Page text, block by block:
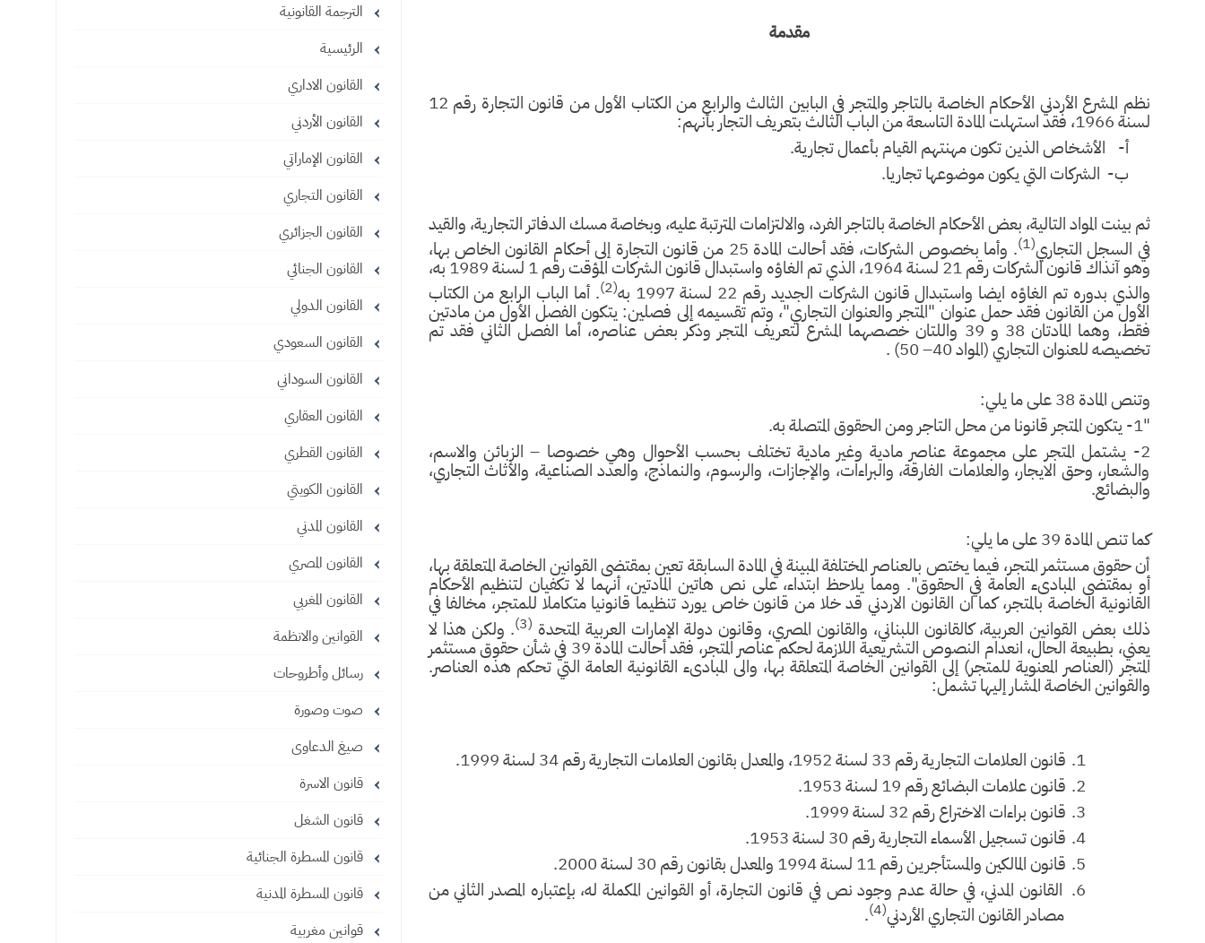
مقدمة
نظم المشرع الأردني الأحكام الخاصة بالتاجر والمتجر في البابين الثالث والرابع من الكتاب الأول من قانون التجارة رقم 12
لسنة 1966، فقد استهلت المادة التاسعة من الباب الثالث بتعريف التجار بأنهم:
‌أ- الأشخاص الذين تكون مهنتهم القيام بأعمال تجارية.
‌ب- الشركات التي يكون موضوعها تجاريا.
ثم بينت المواد التالية، بعض الأحكام الخاصة بالتاجر الفرد، والالتزامات المترتبة عليه، وبخاصة مسك الدفاتر التجارية، والقيد
في السجل التجاري(1) . وأما بخصوص الشركات، فقد أحالت المادة 25 من قانون التجارة إلى أحكام القانون الخاص بها،
وهو آنذاك قانون الشركات رقم 21 لسنة 1964، الذي تم الغاؤه واستبدال قانون الشركات المؤقت رقم 1 لسنة 1989 به،
والذي بدوره تم الغاؤه ايضا واستبدال قانون الشركات الجديد رقم 22 لسنة 1997 به
(2) . أما الباب الرابع من الكتاب
الأول من القانون فقد حمل عنوان "المتجر والعنوان التجاري"، وتم تقسيمه إلى فصلين: يتكون الفصل الأول من مادتين
فقط، وهما المادتان 38 و 39 واللتان خصصهما المشرع لتعريف المتجر وذكر بعض عناصره، أما الفصل الثاني فقد تم
تخصيصه للعنوان التجاري (المواد 40– 50) .
وتنص المادة 38 على ما يلي:
"1- يتكون المتجر قانونا من محل التاجر ومن الحقوق المتصلة به.
2- يشتمل المتجر على مجموعة عناصر مادية وغير مادية تختلف بحسب الأحوال وهي خصوصا – الزبائن والاسم،
والشعار، وحق الايجار، والعلامات الفارقة، والبراءات، والإجازات، والرسوم، والنماذج، والعدد الصناعية، والأثاث التجاري،
والبضائع.
كما تنص المادة 39 على ما يلي:
أن حقوق مستثمر المتجر، فيما يختص بالعناصر المختلفة المبينة في المادة السابقة تعين بمقتضى القوانين الخاصة المتعلقة بها،
أو بمقتضى المبادىء العامة في الحقوق". ومما يلاحظ ابتداء، على نص هاتين المادتين، أنهما لا تكفيان لتنظيم الأحكام
القانونية الخاصة بالمتجر، كما ان القانون الاردني قد خلا من قانون خاص يورد تنظيما قانونيا متكاملا للمتجر، مخالفا في
ذلك بعض القوانين العربية، كالقانون اللبناني، والقانون المصري، وقانون دولة الإمارات العربية المتحدة (3) . ولكن هذا لا
يعني، بطبيعة الحال، انعدام النصوص التشريعية اللازمة لحكم عناصر المتجر، فقد أحالت المادة 39 في شأن حقوق مستثمر
المتجر (العناصر المعنوية للمتجر) إلى القوانين الخاصة المتعلقة بها، والى المبادىء القانونية العامة التي تحكم هذه العناصر.
والقوانين الخاصة المشار إليها تشمل:
1. قانون العلامات التجارية رقم 33 لسنة 1952، والمعدل بقانون العلامات التجارية رقم 34 لسنة 1999.
2. قانون علامات البضائع رقم 19 لسنة 1953.
3. قانون براءات الاختراع رقم 32 لسنة 1999.
4. قانون تسجيل الأسماء التجارية رقم 30 لسنة 1953.
5. قانون المالكين والمستأجرين رقم 11 لسنة 1994 والمعدل بقانون رقم 30 لسنة 2000.
6.
القانون المدني، في حالة عدم وجود نص في قانون التجارة، أو القوانين المكملة له، بإعتباره المصدر الثاني من
مصادر القانون التجاري الأردني(4)
.
الترجمة القانونية
الرئيسية
القانون الاداري
القانون الأردني
القانون الإماراتي
القانون التجاري
القانون الجزائري
القانون الجنائي
القانون الدولي
القانون السعودي
القانون السوداني
القانون العقاري
القانون القطري
القانون الكويتي
القانون المدني
القانون المصري
القانون المغربي
القوانين والانظمة
رسائل وأطروحات
صوت وصورة
صيغ الدعاوى
قانون الاسرة
قانون الشغل
قانون المسطرة الجنائية
قانون المسطرة المدنية
قوانين مغربية